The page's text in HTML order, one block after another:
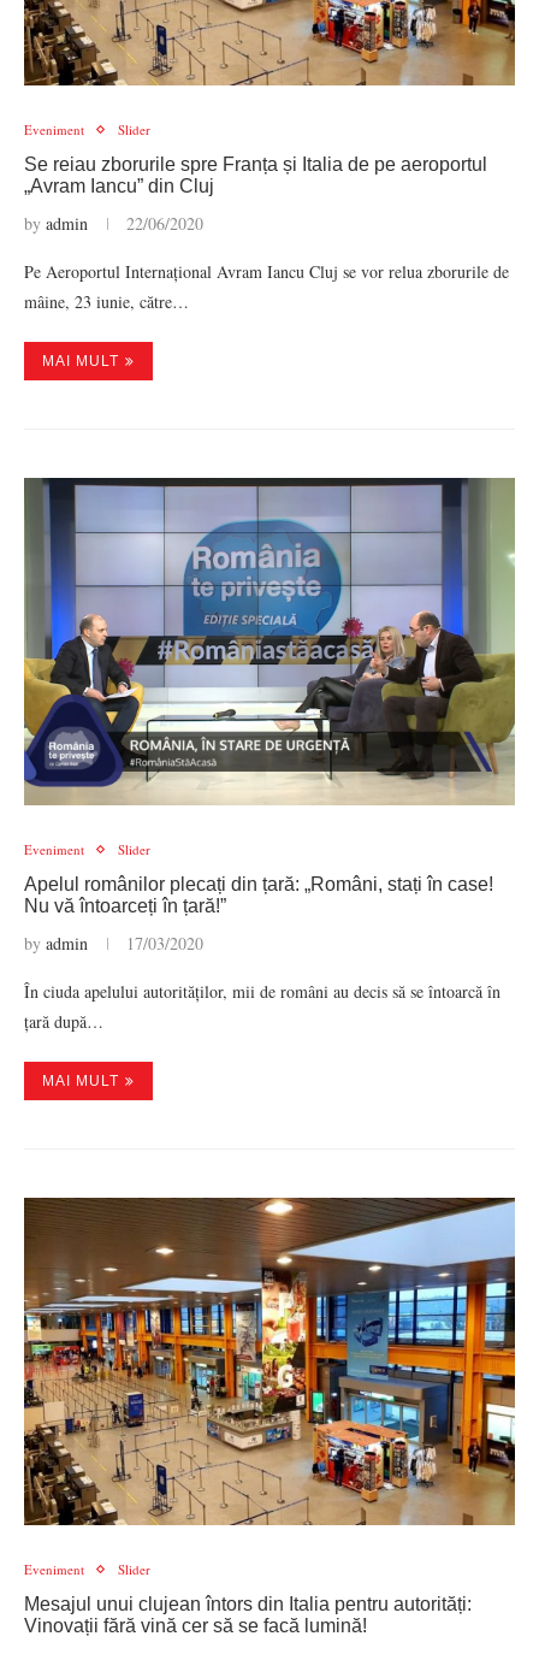
Eveniment Slider
Se reiau zborurile spre Franța și Italia de pe aeroportul
„Avram Iancu” din Cluj
by admin 22/06/2020
Pe Aeroportul Internațional Avram Iancu Cluj se vor relua zborurile de
mâine, 23 iunie, către…
MAI MULT
Eveniment Slider
Apelul românilor plecați din țară: „Români, stați în case!
Nu vă întoarceți în țară!”
by admin 17/03/2020
În ciuda apelului autorităților, mii de români au decis să se întoarcă în
țară după…
MAI MULT
Eveniment Slider
Mesajul unui clujean întors din Italia pentru autorități:
Vinovații fără vină cer să se facă lumină!